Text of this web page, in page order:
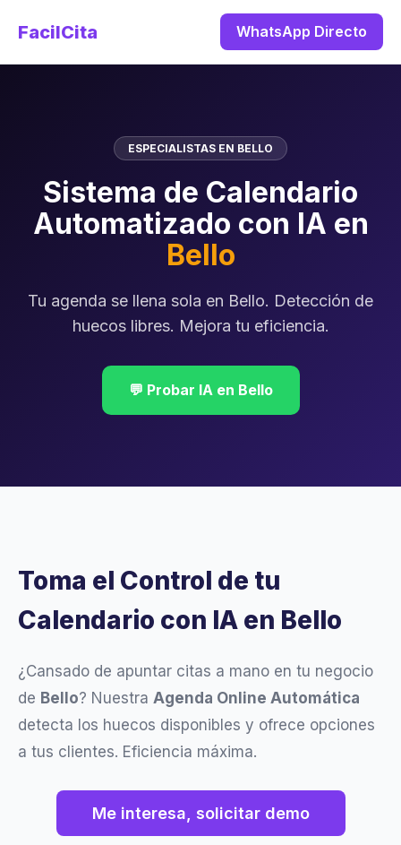
FacilCita WhatsApp Directo
ESPECIALISTAS EN BELLO
Sistema de Calendario
Automatizado con IA en
Bello
Tu agenda se llena sola en Bello. Detección de
huecos libres. Mejora tu eficiencia.
💬 Probar IA en Bello
Toma el Control de tu
Calendario con IA en Bello
¿Cansado de apuntar citas a mano en tu negocio
de Bello? Nuestra Agenda Online Automática
detecta los huecos disponibles y ofrece opciones
a tus clientes. Eficiencia máxima.
Me interesa, solicitar demo